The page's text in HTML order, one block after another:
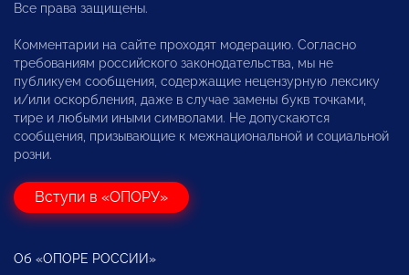
Все права защищены.
Комментарии на сайте проходят модерацию. Согласно
требованиям российского законодательства, мы не
публикуем сообщения, содержащие нецензурную лексику
и/или оскорбления, даже в случае замены букв точками,
тире и любыми иными символами. Не допускаются
сообщения, призывающие к межнациональной и социальной
розни.
Вступи в «ОПОРУ»
Об «ОПОРЕ РОССИИ»